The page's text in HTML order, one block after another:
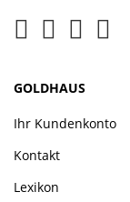
GOLDHAUS
Ihr Kundenkonto
Kontakt
Lexikon